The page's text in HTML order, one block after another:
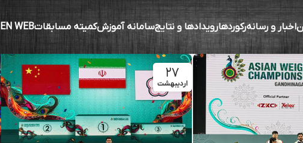
اخبار و رسانهرکوردهارویدادها و نتایجسامانه آموزشکمیته مسابقاتEN WEB
۲۷
اردیبهشت